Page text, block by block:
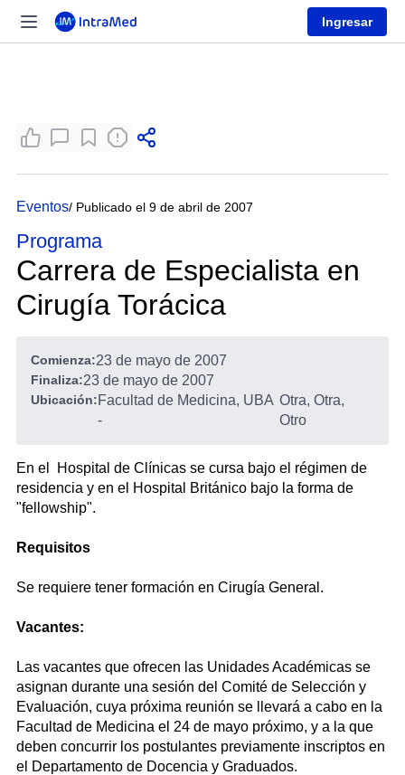
Ingresar
Eventos/ Publicado el 9 de abril de 2007
Programa
Carrera de Especialista en
Cirugía Torácica
Comienza:23 de mayo de 2007
Finaliza:23 de mayo de 2007
Ubicación:Facultad de Medicina, UBA
-
Otra, Otra,
Otro
En el Hospital de Clínicas se cursa bajo el régimen de
residencia y en el Hospital Británico bajo la forma de
"fellowship".
Requisitos
Se requiere tener formación en Cirugía General.
Vacantes:
Las vacantes que ofrecen las Unidades Académicas se
asignan durante una sesión del Comité de Selección y
Evaluación, cuya próxima reunión se llevará a cabo en la
Facultad de Medicina el 24 de mayo próximo, y a la que
deben concurrir los postulantes previamente inscriptos en
el Departamento de Docencia y Graduados.